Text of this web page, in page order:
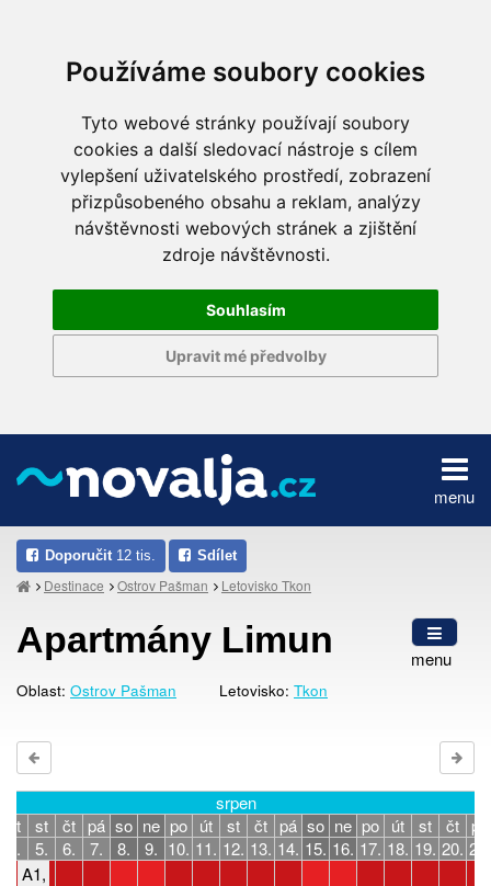
Používáme soubory cookies
Tyto webové stránky používají soubory
cookies a další sledovací nástroje s cílem
vylepšení uživatelského prostředí, zobrazení
přizpůsobeného obsahu a reklam, analýzy
návštěvnosti webových stránek a zjištění
zdroje návštěvnosti.
Souhlasím
Upravit mé předvolby
menu
Doporučit 12 tis. Sdílet
Destinace Ostrov Pašman Letovisko Tkon
menu
Apartmány Limun
Oblast: Ostrov Pašman Letovisko: Tkon
srpen
út
st čt pá so ne po út st čt pá so ne po út st čt pá
4.
5. 6. 7. 8. 9. 10. 11. 12. 13. 14. 15. 16. 17. 18. 19. 20. 21.
A1, 2-3 osoby, 1 ložnice